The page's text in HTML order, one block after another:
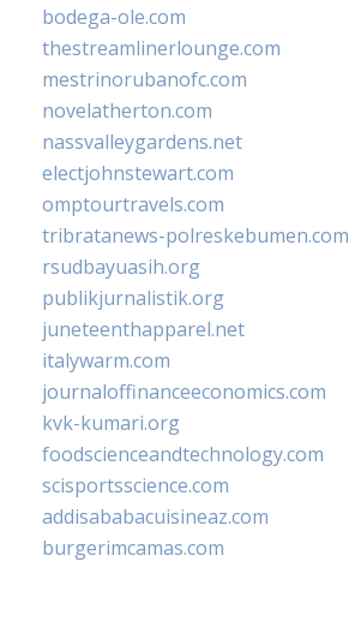
bodega-ole.com
thestreamlinerlounge.com
mestrinorubanofc.com
novelatherton.com
nassvalleygardens.net
electjohnstewart.com
omptourtravels.com
tribratanews-polreskebumen.com
rsudbayuasih.org
publikjurnalistik.org
juneteenthapparel.net
italywarm.com
journaloffinanceeconomics.com
kvk-kumari.org
foodscienceandtechnology.com
scisportsscience.com
addisababacuisineaz.com
burgerimcamas.com